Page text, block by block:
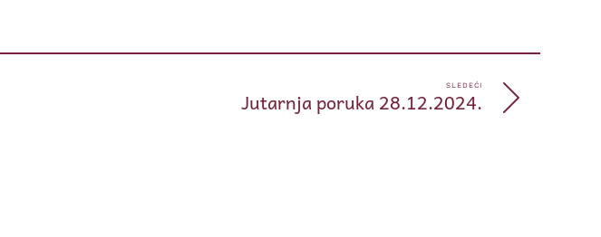
SLEDEĆI
Jutarnja poruka 28.12.2024.